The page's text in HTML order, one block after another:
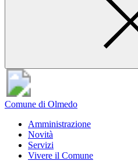
Comune di Olmedo
Amministrazione
Novità
Servizi
Vivere il Comune